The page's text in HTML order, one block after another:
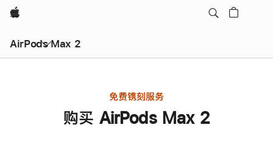
Apple
AirPods Max 2
免费镌刻服务
购买 AirPods Max 2